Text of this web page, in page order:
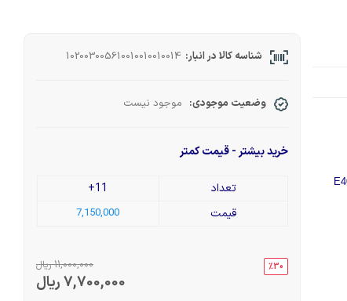
شناسه کالا در انبار: 102003005610010010010014
وضعیت موجودی: موجود نیست
خرید بیشتر - قیمت کمتر
تعداد
11+
قیمت
7,150,000
%30 11,000,000 ریال
7,700,000 ریال